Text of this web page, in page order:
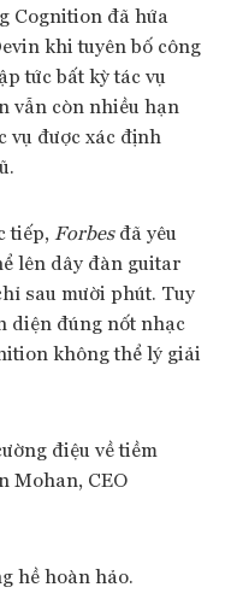
Cognition đã hứa
khi tuyên bố công
tức bất kỳ tác vụ
vẫn còn nhiều hạn
vụ được xác định
tiếp, Forbesđã yêu
lên dây đàn guitar
sau mười phút. Tuy
diện đúng nốt nhạc
không thể lý giải
điệu về tiềm
Mohan, CEO
hề hoàn hảo.